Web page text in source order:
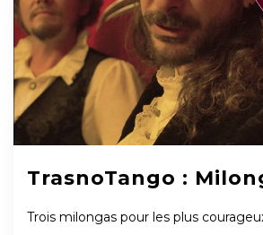
TrasnoTango :
Trois milongas pour les plus